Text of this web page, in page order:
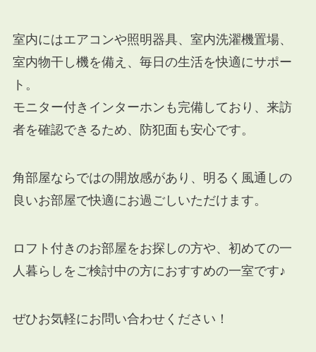
室内にはエアコンや照明器具、室内洗濯機置場、
室内物干し機を備え、毎日の生活を快適にサポー
ト。
モニター付きインターホンも完備しており、来訪
者を確認できるため、防犯面も安心です。
角部屋ならではの開放感があり、明るく風通しの
良いお部屋で快適にお過ごしいただけます。
ロフト付きのお部屋をお探しの方や、初めての一
人暮らしをご検討中の方におすすめの一室です♪
ぜひお気軽にお問い合わせください！